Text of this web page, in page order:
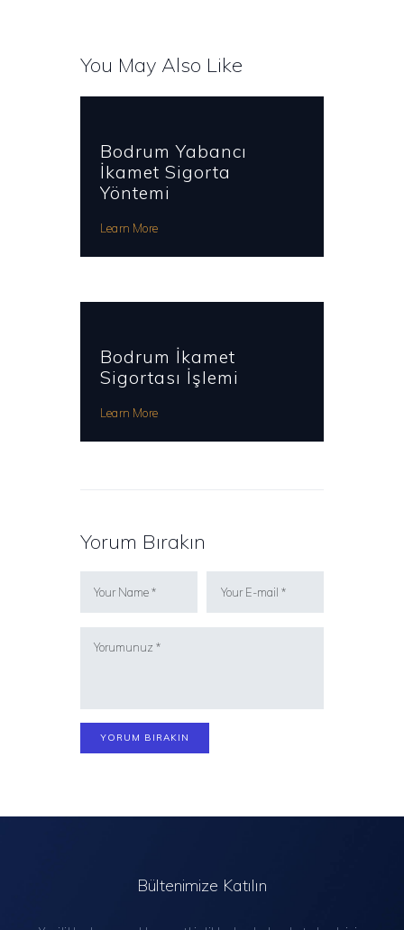
You May Also Like
Bodrum Yabancı
İkamet Sigorta
Yöntemi
Learn More
Bodrum İkamet
Sigortası İşlemi
Learn More
Yorum Bırakın
Bültenimize Katılın